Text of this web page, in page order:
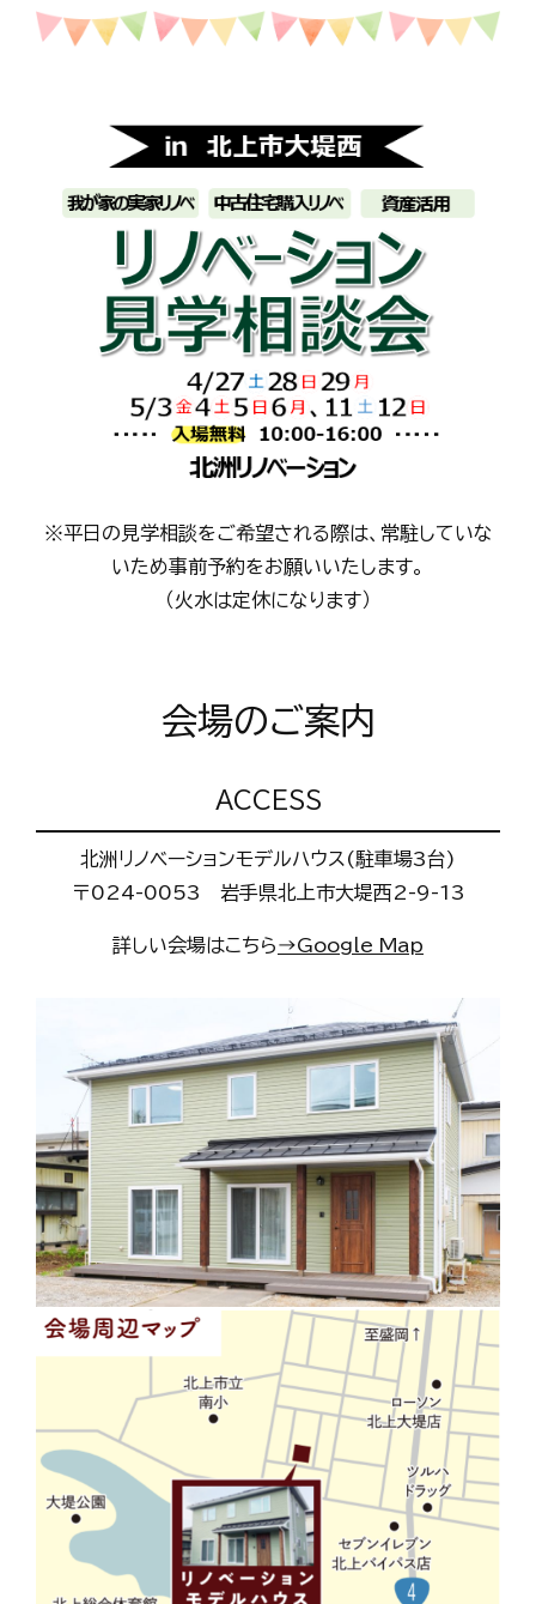
※平日の見学相談をご希望される際は、常駐していな
いため事前予約をお願いいたします。
（火水は定休になります）
会場のご案内
ACCESS
北洲リノベーションモデルハウス(駐車場3台)
〒024-0053 岩手県北上市大堤西2-9-13
詳しい会場はこちら→Google Map